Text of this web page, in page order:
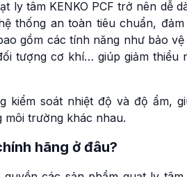
ly tâm KENKO PCF trở nên dễ
thống an toàn tiêu chuẩn,
gồm các tính năng như bảo vệ
tượng cơ khí… giúp giảm thiểu
kiểm soát nhiệt độ và độ ẩm,
trường khác nhau.
hãng ở đâu?